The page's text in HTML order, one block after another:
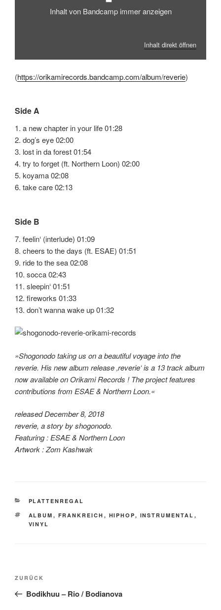
Inhalt von Bandcamp immer anzeigen
Inhalt direkt öffnen
(https://orikamirecords.bandcamp.com/album/reverie)
Side A
1. a new chapter in your life 01:28
2. dog’s eye 02:00
3. lost in da forest 01:54
4. try to forget (ft. Northern Loon) 02:00
5. koyama 02:08
6. take care 02:13
Side B
7. feelin‘ (interlude) 01:09
8. cheers to the days (ft. ESAE) 01:51
9. ride to the sea 02:08
10. socca 02:43
11. sleepin‘ 01:51
12. fireworks 01:33
13. don’t wanna wake up 01:32
»Shogonodo taking us on a beautiful voyage into the
reverie. His new album release ‚reverie‘ is a 13 track album
now available on Orikami Records ! The project features
contributions from ESAE & Northern Loon.«
released December 8, 2018
reverie, a story by shogonodo.
Featuring : ESAE & Northern Loon
Artwork : Zom Kashwak
KATEGORIEN
PLATTENREGAL
SCHLAGWÖRTER
ALBUM , FRANKREICH , HIPHOP, INSTRUMENTAL ,
VINYL
Beitragsnavigation
Vorheriger
Beitrag
ZURÜCK
Bodikhuu – Rio / Bodianova